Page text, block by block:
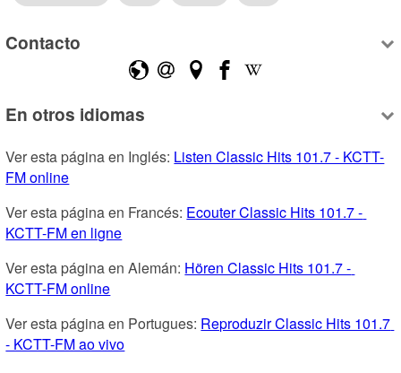
Contacto
En otros idiomas
Ver esta página en Inglés: Listen Classic Hits 101.7 - KCTT-
FM online
Ver esta página en Francés: Ecouter Classic Hits 101.7 -
KCTT-FM en ligne
Ver esta página en Alemán: Hören Classic Hits 101.7 -
KCTT-FM online
Ver esta página en Portugues: Reproduzir Classic Hits 101.7
- KCTT-FM ao vivo